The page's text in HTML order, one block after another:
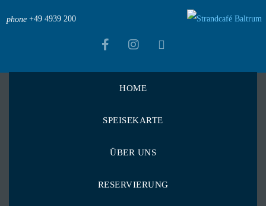
phone +49 4939 200
HOME
SPEISEKARTE
ÜBER UNS
RESERVIERUNG
> Menu Items
Schöfferhofer
Grapefruit 0,33 l